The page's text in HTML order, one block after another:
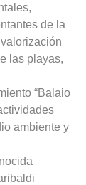
de la
las playas,
“Balaio
ambiente y